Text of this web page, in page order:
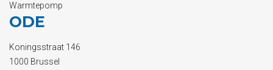
Warmtepomp
ODE
Koningsstraat 146
1000 Brussel